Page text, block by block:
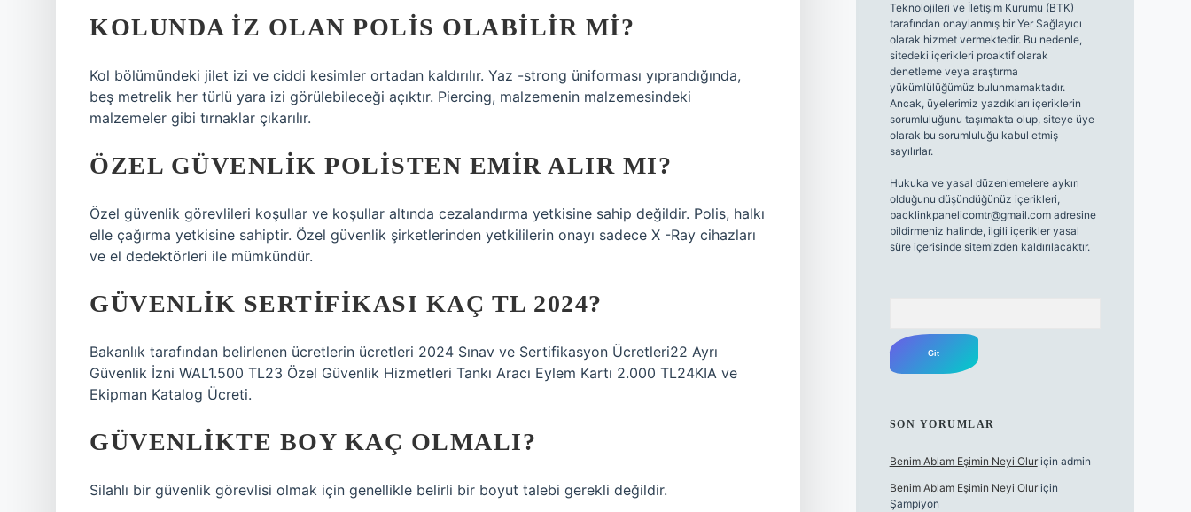
KOLUNDA IZ OLAN POLIS OLABILIR MI?
Kol bölümündeki jilet izi ve ciddi kesimler ortadan kaldırılır. Yaz -strong üniforması yıprandığında,
beş metrelik her türlü yara izi görülebileceği açıktır. Piercing, malzemenin malzemesindeki
malzemeler gibi tırnaklar çıkarılır.
ÖZEL GÜVENLIK POLISTEN EMIR ALIR MI?
Özel güvenlik görevlileri koşullar ve koşullar altında cezalandırma yetkisine sahip değildir. Polis, halkı
elle çağırma yetkisine sahiptir. Özel güvenlik şirketlerinden yetkililerin onayı sadece X -Ray cihazları
ve el dedektörleri ile mümkündür.
GÜVENLIK SERTIFIKASI KAÇ TL 2024?
Bakanlık tarafından belirlenen ücretlerin ücretleri 2024 Sınav ve Sertifikasyon Ücretleri22 Ayrı
Güvenlik İzni WAL1.500 TL23 Özel Güvenlik Hizmetleri Tankı Aracı Eylem Kartı 2.000 TL24KIA ve
Ekipman Katalog Ücreti.
GÜVENLIKTE BOY KAÇ OLMALI?
Silahlı bir güvenlik görevlisi olmak için genellikle belirli bir boyut talebi gerekli değildir.
Teknolojileri ve İletişim Kurumu (BTK)
tarafından onaylanmış bir Yer Sağlayıcı
olarak hizmet vermektedir. Bu nedenle,
sitedeki içerikleri proaktif olarak
denetleme veya araştırma
yükümlülüğümüz bulunmamaktadır.
Ancak, üyelerimiz yazdıkları içeriklerin
sorumluluğunu taşımakta olup, siteye üye
olarak bu sorumluluğu kabul etmiş
sayılırlar.
Hukuka ve yasal düzenlemelere aykırı
olduğunu düşündüğünüz içerikleri,
backlinkpanelicomtr@gmail.comadresine
bildirmeniz halinde, ilgili içerikler yasal
süre içerisinde sitemizden kaldırılacaktır.
SON YORUMLAR
Benim Ablam Eşimin Neyi Oluriçin admin
Benim Ablam Eşimin Neyi Oluriçin
Şampiyon